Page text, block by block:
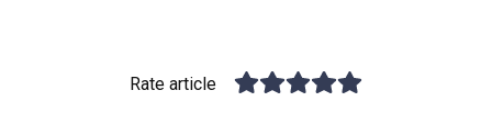
Rate article